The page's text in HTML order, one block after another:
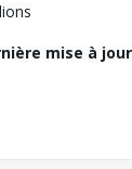
mise à jour